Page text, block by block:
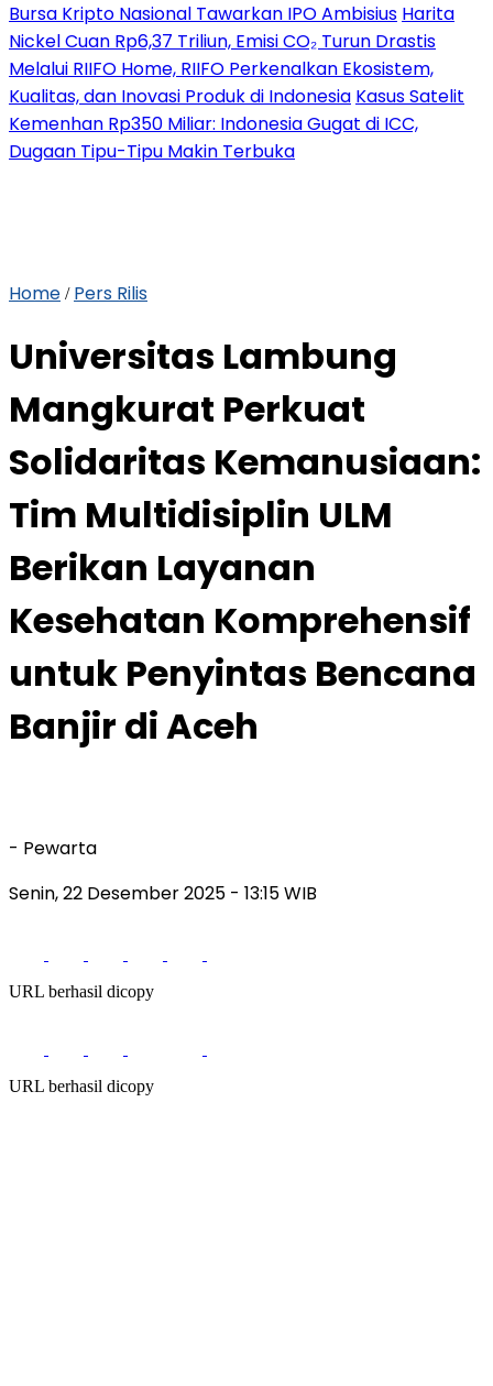
Bursa Kripto Nasional Tawarkan IPO Ambisius Harita
Nickel Cuan Rp6,37 Triliun, Emisi CO₂ Turun Drastis
Melalui RIIFO Home, RIIFO Perkenalkan Ekosistem,
Kualitas, dan Inovasi Produk di Indonesia Kasus Satelit
Kemenhan Rp350 Miliar: Indonesia Gugat di ICC,
Dugaan Tipu-Tipu Makin Terbuka
Home / Pers Rilis
Universitas Lambung
Mangkurat Perkuat
Solidaritas Kemanusiaan:
Tim Multidisiplin ULM
Berikan Layanan
Kesehatan Komprehensif
untuk Penyintas Bencana
Banjir di Aceh
- Pewarta
Senin, 22 Desember 2025 - 13:15 WIB
URL berhasil dicopy
URL berhasil dicopy